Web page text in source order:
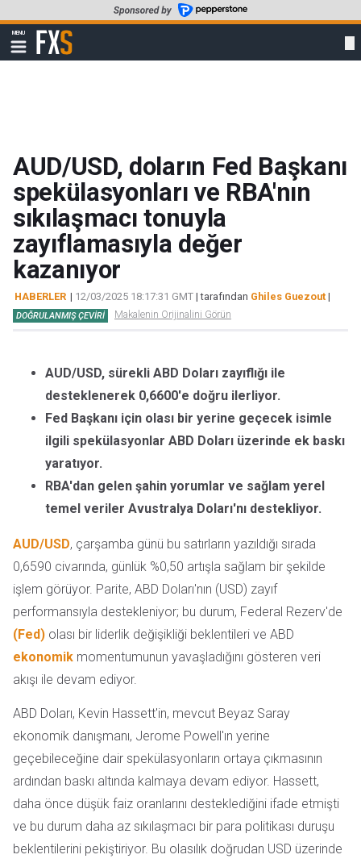
to
main
content
MENU
Show
navigation
FXStreet
AUD/USD, doların Fed Başkanı
spekülasyonları ve RBA'nın
sıkılaşmacı tonuyla
zayıflamasıyla değer
kazanıyor
HABERLER | 12/03/2025 18:17:31 GMT | tarafından Ghiles Guezout |
DOĞRULANMIŞ ÇEVIRI Makalenin Orijinalini Görün
AUD/USD, sürekli ABD Doları zayıflığı ile
desteklenerek 0,6600'e doğru ilerliyor.
Fed Başkanı için olası bir yerine geçecek isimle
ilgili spekülasyonlar ABD Doları üzerinde ek baskı
yaratıyor.
RBA'dan gelen şahin yorumlar ve sağlam yerel
temel veriler Avustralya Doları'nı destekliyor.
AUD/USD, çarşamba günü bu satırların yazıldığı sırada
0,6590 civarında, günlük %0,50 artışla sağlam bir şekilde
işlem görüyor. Parite, ABD Doları'nın (USD) zayıf
performansıyla destekleniyor; bu durum, Federal Rezerv'de
(Fed) olası bir liderlik değişikliği beklentileri ve ABD
ekonomik momentumunun yavaşladığını gösteren veri
akışı ile devam ediyor.
ABD Doları, Kevin Hassett'in, mevcut Beyaz Saray
ekonomik danışmanı, Jerome Powell'ın yerine
geçebileceğine dair spekülasyonların ortaya çıkmasının
ardından baskı altında kalmaya devam ediyor. Hassett,
daha önce düşük faiz oranlarını desteklediğini ifade etmişti
ve bu durum daha az sıkılaşmacı bir para politikası duruşu
beklentilerini pekiştiriyor. Bu olasılık doğrudan USD üzerinde